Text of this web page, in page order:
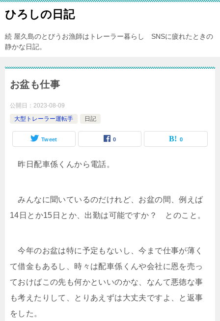
ひろしの日記
続 屋久島のとびうお漁師はトレーラー暮らし SNSに疲れたときの
静かな日記。
お盆も仕事
公開日： 2023-08-09
大型トレーラー運転手
日記
Tweet 0 0
昨日配車係くんから電話。
みんなに聞いているのだけれど、お盆の間、例えば
14日とか15日とか、出勤は可能ですか？ とのこと。
今年のお盆は特に予定もないし、今まで仕事が薄く
て借金もあるし、時々は配車係くんや会社に恩を売っ
ておけばこの先も何かといいのかな、なんて悪徳な事
も考えたりして、とりあえずは大丈夫ですよ、と返事
をした。